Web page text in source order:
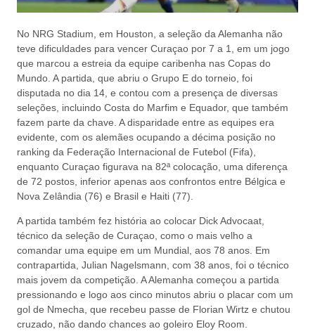
No NRG Stadium, em Houston, a seleção da Alemanha não
teve dificuldades para vencer Curaçao por 7 a 1, em um jogo
que marcou a estreia da equipe caribenha nas Copas do
Mundo. A partida, que abriu o Grupo E do torneio, foi
disputada no dia 14, e contou com a presença de diversas
seleções, incluindo Costa do Marfim e Equador, que também
fazem parte da chave. A disparidade entre as equipes era
evidente, com os alemães ocupando a décima posição no
ranking da Federação Internacional de Futebol (Fifa),
enquanto Curaçao figurava na 82ª colocação, uma diferença
de 72 postos, inferior apenas aos confrontos entre Bélgica e
Nova Zelândia (76) e Brasil e Haiti (77).
A partida também fez história ao colocar Dick Advocaat,
técnico da seleção de Curaçao, como o mais velho a
comandar uma equipe em um Mundial, aos 78 anos. Em
contrapartida, Julian Nagelsmann, com 38 anos, foi o técnico
mais jovem da competição. A Alemanha começou a partida
pressionando e logo aos cinco minutos abriu o placar com um
gol de Nmecha, que recebeu passe de Florian Wirtz e chutou
cruzado, não dando chances ao goleiro Eloy Room.